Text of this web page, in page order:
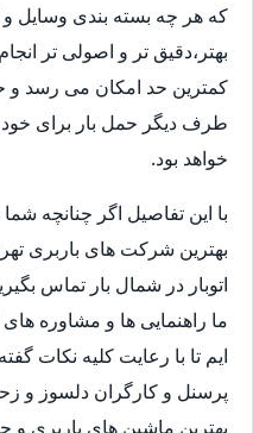
که هر چه بسته بندی وسایل و
بهتر،دقیق تر و اصولی تر
کمترین حد امکان می رسد و
طرف دیگر حمل بار برای خود
خواهد بود.
با این تفاصیل اگر چنانچه
بهترین شرکت های باربری
اتوبار در شمال بار تماس
ما راهنمایی ها و مشاوره های
ایم تا با رعایت کلیه نکات
پرسنل و کارگران دلسوز و
بهترین ماشین های باربری و